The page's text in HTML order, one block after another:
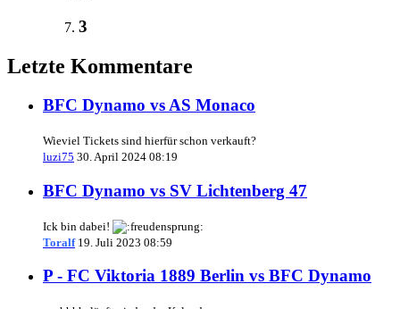
3
Letzte Kommentare
BFC Dynamo vs AS Monaco
Wieviel Tickets sind hierfür schon verkauft?
luzi75 30. April 2024 08:19
BFC Dynamo vs SV Lichtenberg 47
Ick bin dabei!
Toralf 19. Juli 2023 08:59
P - FC Viktoria 1889 Berlin vs BFC Dynamo